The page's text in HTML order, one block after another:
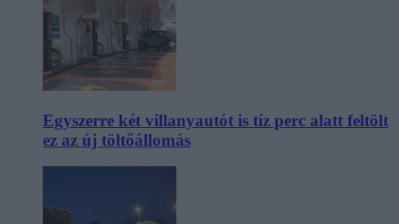
Egyszerre két villanyautót is tíz perc alatt feltölt
ez az új töltőállomás